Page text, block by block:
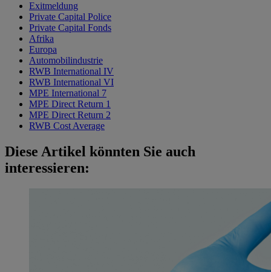
Exitmeldung
Private Capital Police
Private Capital Fonds
Afrika
Europa
Automobilindustrie
RWB International IV
RWB International VI
MPE International 7
MPE Direct Return 1
MPE Direct Return 2
RWB Cost Average
Diese Artikel könnten Sie auch
interessieren: